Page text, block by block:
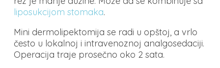
liposukcijom stomaka.
Mini dermolipektomija se radi u opštoj, a vrlo
često u lokalnoj i intravenoznoj analgosedaciji.
Operacija traje prosečno oko 2 sata.